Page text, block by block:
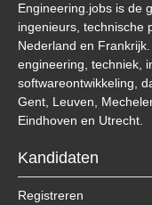
Engineering.jobs is de
ingenieurs, technische
Nederland en
engineering, techniek,
softwareontwikkeling,
Gent, Leuven,
Eindhoven en Utrecht.
Kandidaten
Registreren